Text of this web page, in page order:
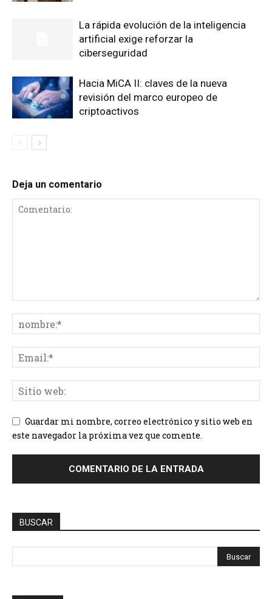
La rápida evolución de la inteligencia
artificial exige reforzar la
ciberseguridad
Hacia MiCA II: claves de la nueva
revisión del marco europeo de
criptoactivos
Deja un comentario
Guardar mi nombre, correo electrónico y sitio web en
este navegador la próxima vez que comente.
BUSCAR